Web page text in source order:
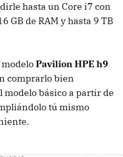
hasta un Core i7 con
GB de RAM y hasta 9 TB
modeloPavilionHPE h9
comprarlo bien
modelo básico a partir de
tú mismo